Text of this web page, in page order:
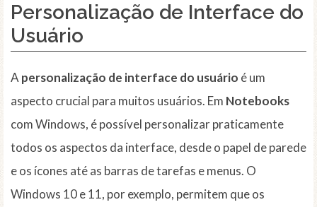
Personalização de Interface do
Usuário
A personalização de interface do usuário é um
aspecto crucial para muitos usuários. Em Notebooks
com Windows, é possível personalizar praticamente
todos os aspectos da interface, desde o papel de parede
e os ícones até as barras de tarefas e menus. O
Windows 10 e 11, por exemplo, permitem que os